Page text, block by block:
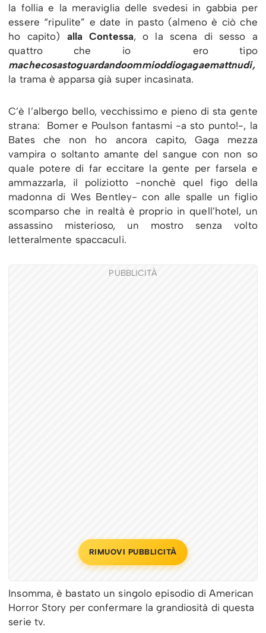
la follia e la meraviglia delle svedesi in gabbia per
essere “ripulite” e date in pasto (almeno è ciò che
ho capito) alla Contessa, o la scena di sesso a
quattro che io ero tipo
machecosastoguardandoommioddiogagaemattnudi,
la trama è apparsa già super incasinata.
C’è l’albergo bello, vecchissimo e pieno di sta gente
strana: Bomer e Poulson fantasmi -a sto punto!-, la
Bates che non ho ancora capito, Gaga mezza
vampira o soltanto amante del sangue con non so
quale potere di far eccitare la gente per farsela e
ammazzarla, il poliziotto -nonchè quel figo della
madonna di Wes Bentley- con alle spalle un figlio
scomparso che in realtà è proprio in quell’hotel, un
assassino misterioso, un mostro senza volto
letteralmente spaccaculi.
PUBBLICITÀ
RIMUOVI PUBBLICITÀ
Insomma, è bastato un singolo episodio di American
Horror Story per confermare la grandiosità di questa
serie tv.